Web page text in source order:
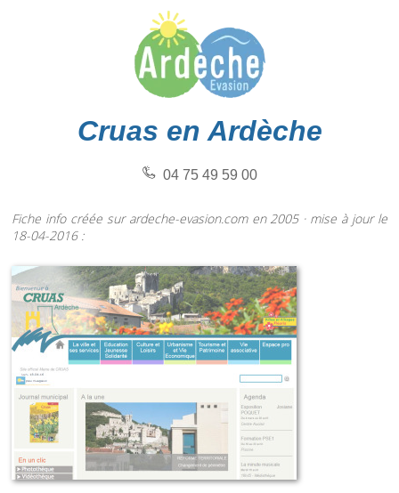
Cruas en Ardèche
04 75 49 59 00
Fiche info créée sur ardeche-evasion.com en 2005 · mise à jour le
18-04-2016 :